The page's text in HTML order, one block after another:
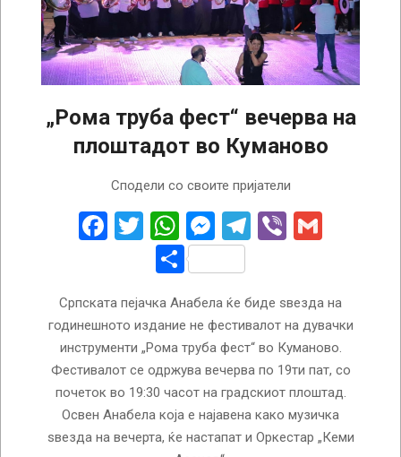
„Рома труба фест“ вечерва на
плоштадот во Куманово
Сподели со своите пријатели
Facebook
Twitter
WhatsApp
Messenger
Telegram
Viber
Share
Српската пејачка Анабела ќе биде ѕвезда на
годинешното издание не фестивалот на дувачки
инструменти „Рома труба фест“ во Куманово.
Фестивалот се одржува вечерва по 19ти пат, со
почеток во 19:30 часот на градскиот плоштад.
Освен Анабела која е најавена како музичка
ѕвезда на вечерта, ќе настапат и Оркестар „Кеми